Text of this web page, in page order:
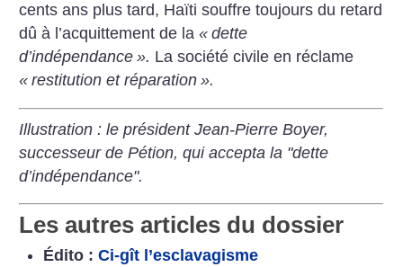
cents ans plus tard, Haïti souffre toujours du retard
dû à l’acquittement de la« dette
d’indépendance ». La société civile en réclame
« restitution et réparation ».
Illustration : le président Jean-Pierre Boyer,
successeur de Pétion, qui accepta la "dette
d’indépendance".
Les autres articles du dossier
Édito : Ci-gît l’esclavagisme